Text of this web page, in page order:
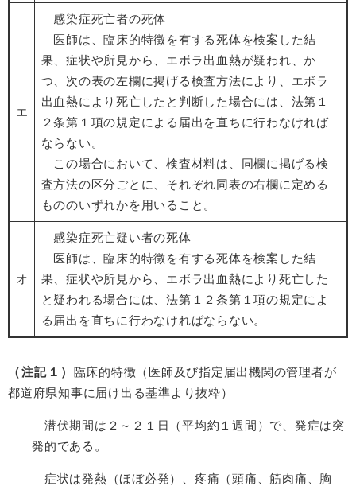
エ
感染症死亡者の死体
医師は、臨床的特徴を有する死体を検案した結
果、症状や所見から、エボラ出血熱が疑われ、か
つ、次の表の左欄に掲げる検査方法により、エボラ
出血熱により死亡したと判断した場合には、法第１
２条第１項の規定による届出を直ちに行わなければ
ならない。
この場合において、検査材料は、同欄に掲げる検
査方法の区分ごとに、それぞれ同表の右欄に定める
もののいずれかを用いること。
オ
感染症死亡疑い者の死体
医師は、臨床的特徴を有する死体を検案した結
果、症状や所見から、エボラ出血熱により死亡した
と疑われる場合には、法第１２条第１項の規定によ
る届出を直ちに行わなければならない。
（注記１） 臨床的特徴（医師及び指定届出機関の管理者が
都道府県知事に届け出る基準より抜粋）
潜伏期間は２～２１日（平均約１週間）で、発症は突
発的である。
症状は発熱（ほぼ必発）、疼痛（頭痛、筋肉痛、胸